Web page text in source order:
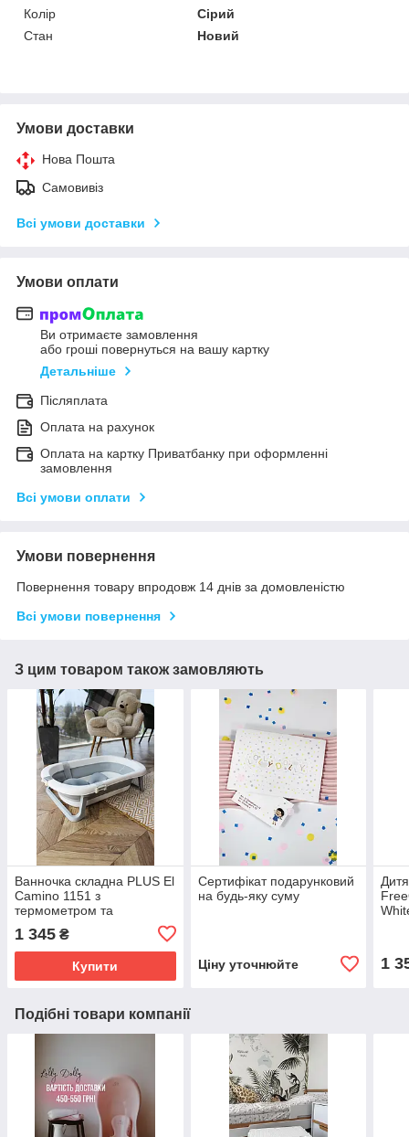
Колір
Сірий
Стан
Новий
Умови доставки
Нова Пошта
Самовивіз
Всі умови доставки
Умови оплати
Ви отримаєте замовлення
або гроші повернуться на вашу картку
Детальніше
Післяплата
Оплата на рахунок
Оплата на картку Приватбанку при оформленні
замовлення
Всі умови оплати
Умови повернення
Повернення товару впродовж 14 днів за домовленістю
Всі умови повернення
З цим товаром також замовляють
Ванночка складна PLUS El
Camino 1151 з
термометром та
1 345 ₴
Купити
Сертифікат подарунковий
на будь-яку суму
Ціну уточнюйте 1
Подібні товари компанії